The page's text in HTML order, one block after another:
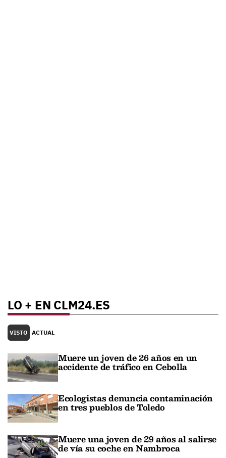
LO + EN CLM24.ES
VISTO ACTUAL
Muere un joven de 26 años en un
accidente de tráfico en Cebolla
Ecologistas denuncia contaminación
en tres pueblos de Toledo
Muere una joven de 29 años al salirse
de vía su coche en Nambroca